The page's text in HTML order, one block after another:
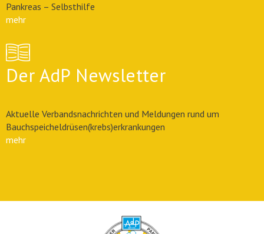
Pankreas – Selbsthilfe
mehr
Der AdP Newsletter
Aktuelle Verbandsnachrichten und Meldungen rund um
Bauchspeicheldrüsen(krebs)erkrankungen
mehr